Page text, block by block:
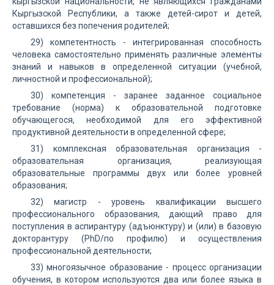
Кыргызской Республики, а также детей-сирот и детей,
оставшихся без попечения родителей;
29) компетентность - интегрированная способность
человека самостоятельно применять различные элементы
знаний и навыков в определенной ситуации (учебной,
личностной и профессиональной);
30) компетенция - заранее заданное социальное
требование (норма) к образовательной подготовке
обучающегося, необходимой для его эффективной
продуктивной деятельности в определенной сфере;
31) комплексная образовательная организация -
образовательная организация, реализующая
образовательные программы двух или более уровней
образования;
32) магистр - уровень квалификации высшего
профессионального образования, дающий право для
поступления в аспирантуру (адъюнктуру) и (или) в базовую
докторантуру (PhD/по профилю) и осуществления
профессиональной деятельности;
33) многоязычное образование - процесс организации
обучения, в котором используются два или более языка в